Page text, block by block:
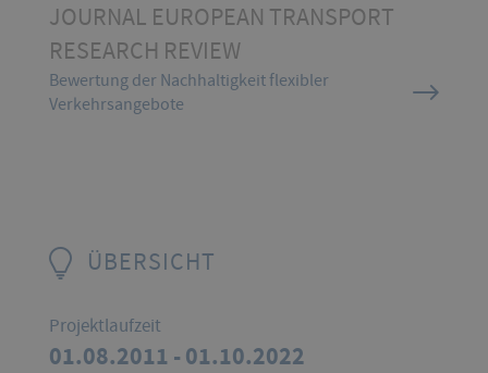
JOURNAL EUROPEAN TRANSPORT
RESEARCH REVIEW
Bewertung der Nachhaltigkeit flexibler
Verkehrsangebote
ÜBERSICHT
Projektlaufzeit
01.08.2011 - 01.10.2022